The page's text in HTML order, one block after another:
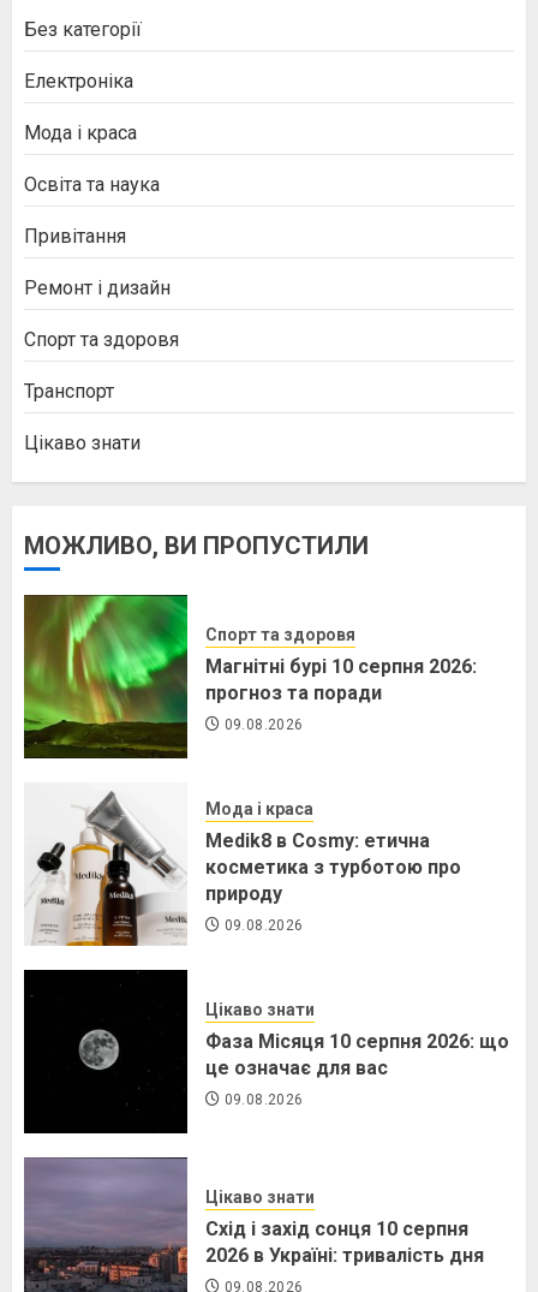
Без категорії
Електроніка
Мода і краса
Освіта та наука
Привітання
Ремонт і дизайн
Спорт та здоровя
Транспорт
Цікаво знати
МОЖЛИВО, ВИ ПРОПУСТИЛИ
Спорт та здоровя
Магнітні бурі 10 серпня 2026:
прогноз та поради
09.08.2026
Мода і краса
Medik8 в Cosmy: етична
косметика з турботою про
природу
09.08.2026
Цікаво знати
Фаза Місяця 10 серпня 2026: що
це означає для вас
09.08.2026
Цікаво знати
Схід і захід сонця 10 серпня
2026 в Україні: тривалість дня
09.08.2026